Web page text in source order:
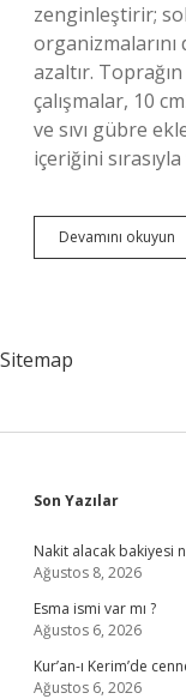
zenginleştirir;
azaltır.
çalışmalar, 10
ve sıvı gübre
içeriğini
Devamını okuyun
Sitemap
Sidebar
Son Yazılar
Nakit alacak bakiyesi
Ağustos 8, 2026
Esma ismi var mı ?
Ağustos 6, 2026
Kur’an-ı Kerim’de
Ağustos 6, 2026